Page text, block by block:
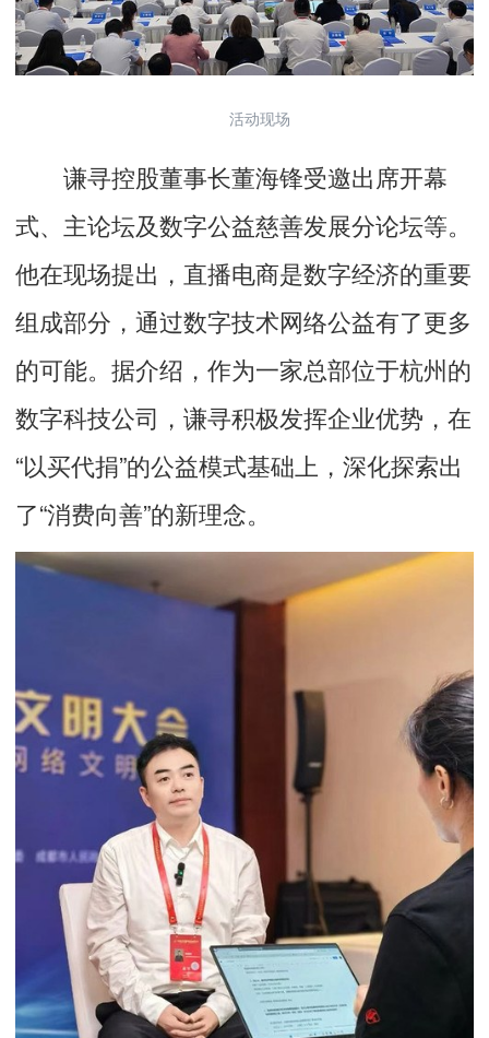
活动现场
谦寻控股董事长董海锋受邀出席开幕
式、主论坛及数字公益慈善发展分论坛等。
他在现场提出，直播电商是数字经济的重要
组成部分，通过数字技术网络公益有了更多
的可能。据介绍，作为一家总部位于杭州的
数字科技公司，谦寻积极发挥企业优势，在
“以买代捐”的公益模式基础上，深化探索出
了“消费向善”的新理念。